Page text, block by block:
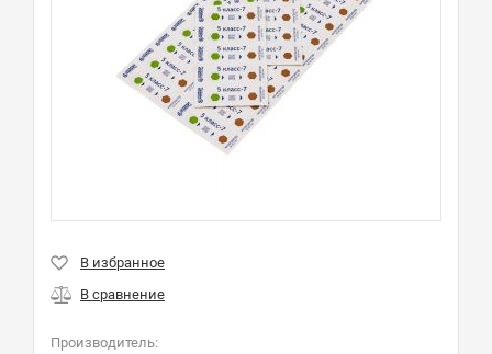
Производитель: